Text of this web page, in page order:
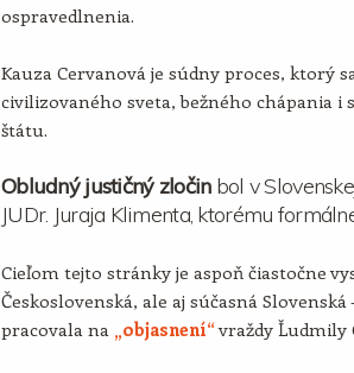
ospravedlnenia.
Kauza Cervanová je súdny proces, ktorý
civilizovaného sveta, bežného chápania
štátu.
Obludný justičný zločin bol v
JUDr. Juraja Klimenta, ktorému
Cieľom tejto stránky je aspoň čiastočne
Československá, ale aj súčasná
pracovala na „objasnení“vraždy Ľudmily